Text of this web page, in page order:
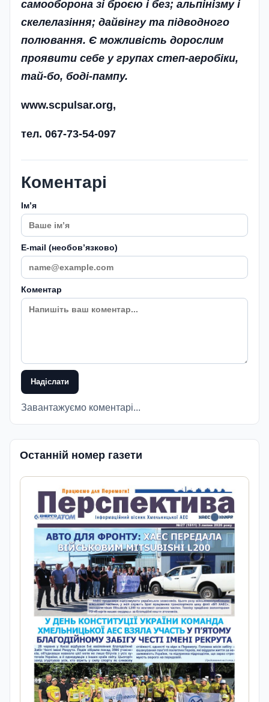
самооборона зі броєю і без; альпінізму і
скелелазіння; дай­вінг­у та підводного
полювання. Є можливість дорослим
проявити себе у групах степ-аеробіки,
тай-бо, боді-пампу.
www.scpulsar.org,
тел. 067-73-54-097
Коментарі
Імʼя
E-mail (необовʼязково)
Коментар
Надіслати
Завантажуємо коментарі...
Останній номер газети